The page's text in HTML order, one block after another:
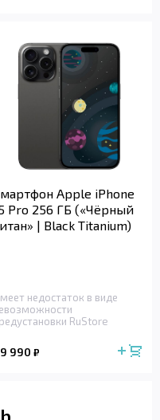
Apple iPhone
Pro 256 ГБ («Чёрный
| Black Titanium)
недостаток в виде
RuStore
990 ₽